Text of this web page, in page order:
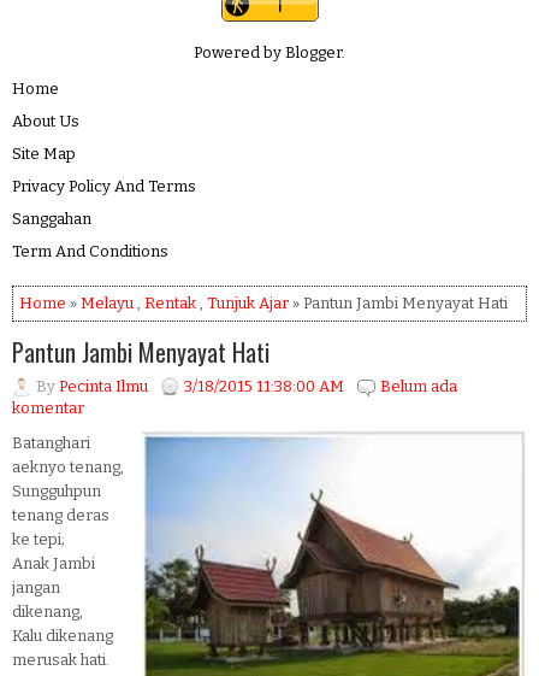
Powered by Blogger.
Home
About Us
Site Map
Privacy Policy And Terms
Sanggahan
Term And Conditions
Home » Melayu , Rentak , Tunjuk Ajar » Pantun Jambi Menyayat Hati
Pantun Jambi Menyayat Hati
By Pecinta Ilmu 3/18/2015 11:38:00 AM
Belum ada
komentar
Batanghari
aeknyo tenang,
Sungguhpun
tenang deras
ke tepi;
Anak Jambi
jangan
dikenang,
Kalu dikenang
merusak hati.